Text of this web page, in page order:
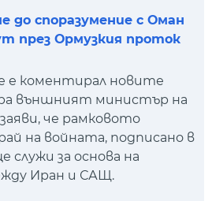
до споразумение с Оман
през Ормузкия проток
е коментирал новите
външният министър на
че рамковото
на войната, подписано в
служи за основа на
Иран и САЩ.